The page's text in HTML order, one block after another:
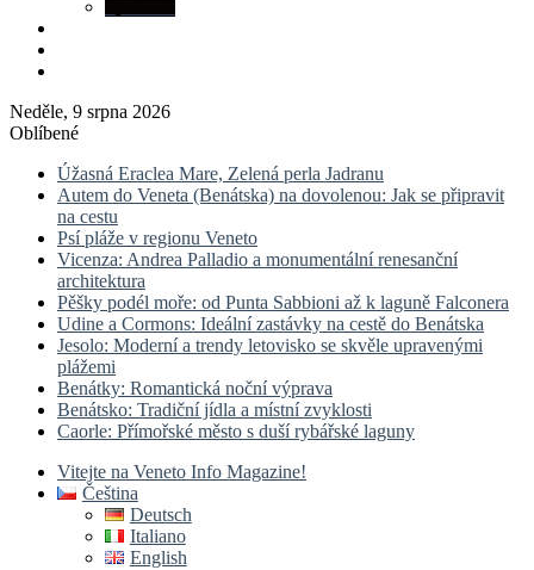
Neděle, 9 srpna 2026
Oblíbené
Úžasná Eraclea Mare, Zelená perla Jadranu
Autem do Veneta (Benátska) na dovolenou: Jak se připravit
na cestu
Psí pláže v regionu Veneto
Vicenza: Andrea Palladio a monumentální renesanční
architektura
Pěšky podél moře: od Punta Sabbioni až k laguně Falconera
Udine a Cormons: Ideální zastávky na cestě do Benátska
Jesolo: Moderní a trendy letovisko se skvěle upravenými
plážemi
Benátky: Romantická noční výprava
Benátsko: Tradiční jídla a místní zvyklosti
Caorle: Přímořské město s duší rybářské laguny
Vitejte na Veneto Info Magazine!
Čeština
Deutsch
Italiano
English